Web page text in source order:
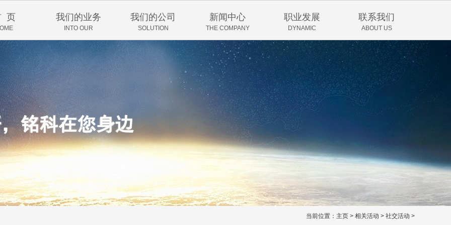
页 我们的业务
INTO OUR
我们的公司
SOLUTION
新闻中心
THE COMPANY
职业发展
DYNAMIC
联系我们
ABOUT US
当前位置： 主页 > 相关活动 > 社交活动 >